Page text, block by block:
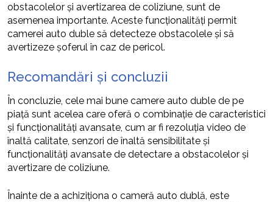
obstacolelor și avertizarea de coliziune, sunt de
asemenea importante. Aceste funcționalități permit
camerei auto duble să detecteze obstacolele și să
avertizeze șoferul în caz de pericol.
Recomandări și concluzii
În concluzie, cele mai bune camere auto duble de pe
piață sunt acelea care oferă o combinație de caracteristici
și funcționalități avansate, cum ar fi rezoluția video de
înaltă calitate, senzori de înaltă sensibilitate și
funcționalități avansate de detectare a obstacolelor și
avertizare de coliziune.
Înainte de a achiziționa o cameră auto dublă, este